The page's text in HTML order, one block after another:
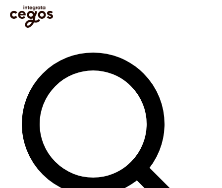
Skip to main content
Sie sind hier:Startseite
Auswirkungen auf die Entwicklung von Kompetenzen
Im Blog suchen